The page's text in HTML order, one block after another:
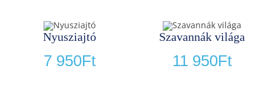
Nyusziajtó
7 950Ft
Szavannák világa
11 950Ft